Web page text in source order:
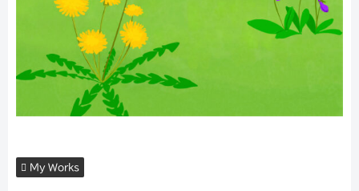
My Works